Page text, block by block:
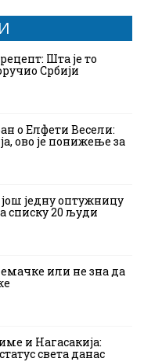
Шта је то
Србији
о Елфети Весели:
ово је понижење за
једну оптужницу
списку 20 људи
или не зна да
и Нагасакија:
света данас